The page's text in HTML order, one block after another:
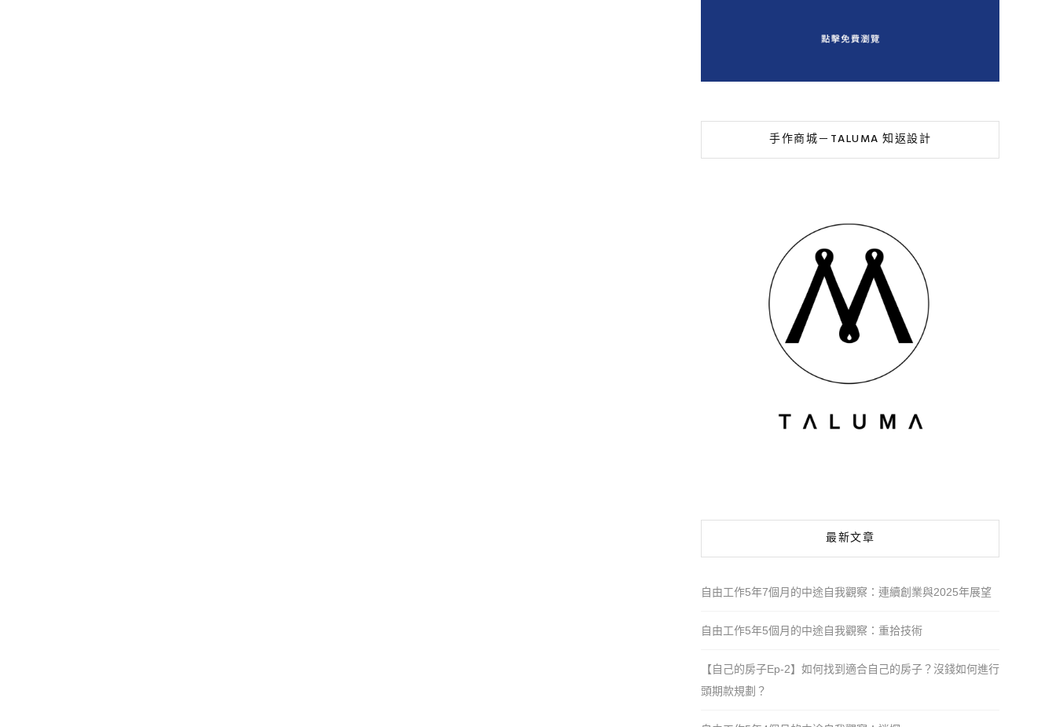
手作商城－TALUMA 知返設計
最新文章
自由工作5年7個月的中途自我觀察：連續創業與2025年展望
自由工作5年5個月的中途自我觀察：重拾技術
【自己的房子Ep-2】如何找到適合自己的房子？沒錢如何進行
頭期款規劃？